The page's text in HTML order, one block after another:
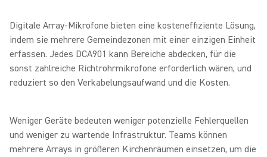
Digitale Array‑Mikrofone bieten eine kosteneffiziente Lösung,
indem sie mehrere Gemeindezonen mit einer einzigen Einheit
erfassen. Jedes DCA901 kann Bereiche abdecken, für die
sonst zahlreiche Richtrohrmikrofone erforderlich wären, und
reduziert so den Verkabelungsaufwand und die Kosten.
Weniger Geräte bedeuten weniger potenzielle Fehlerquellen
und weniger zu wartende Infrastruktur. Teams können
mehrere Arrays in größeren Kirchenräumen einsetzen, um die